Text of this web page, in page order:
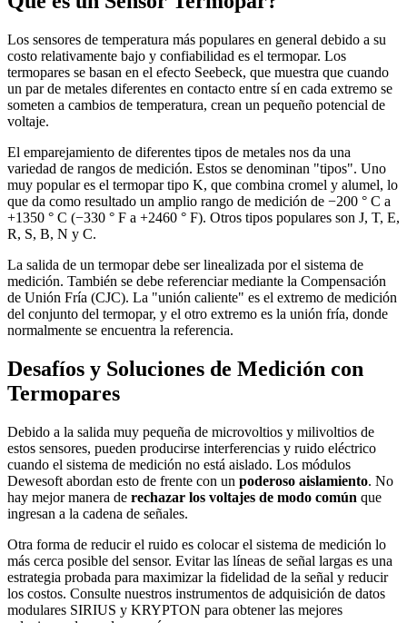
Los sensores de temperatura más populares en general debido a su
costo relativamente bajo y confiabilidad es el termopar. Los
termopares se basan en el efecto Seebeck, que muestra que cuando
un par de metales diferentes en contacto entre sí en cada extremo se
someten a cambios de temperatura, crean un pequeño potencial de
voltaje.
El emparejamiento de diferentes tipos de metales nos da una
variedad de rangos de medición. Estos se denominan "tipos". Uno
muy popular es el termopar tipo K, que combina cromel y alumel, lo
que da como resultado un amplio rango de medición de −200 ° C a
+1350 ° C (−330 ° F a +2460 ° F). Otros tipos populares son J, T, E,
R, S, B, N y C.
La salida de un termopar debe ser linealizada por el sistema de
medición. También se debe referenciar mediante la Compensación
de Unión Fría (CJC). La "unión caliente" es el extremo de medición
del conjunto del termopar, y el otro extremo es la unión fría, donde
normalmente se encuentra la referencia.
Desafíos y Soluciones de Medición con
Termopares
Debido a la salida muy pequeña de microvoltios y milivoltios de
estos sensores, pueden producirse interferencias y ruido eléctrico
cuando el sistema de medición no está aislado. Los módulos
Dewesoft abordan esto de frente con un poderoso aislamiento. No
hay mejor manera de rechazar los voltajes de modo común que
ingresan a la cadena de señales.
Otra forma de reducir el ruido es colocar el sistema de medición lo
más cerca posible del sensor. Evitar las líneas de señal largas es una
estrategia probada para maximizar la fidelidad de la señal y reducir
los costos. Consulte nuestros instrumentos de adquisición de datos
modulares SIRIUS y KRYPTON para obtener las mejores